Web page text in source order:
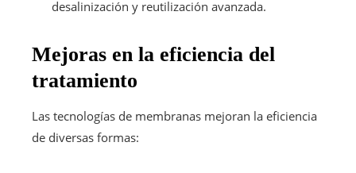
desalinización y reutilización avanzada.
Mejoras en la eficiencia del
tratamiento
Las tecnologías de membranas mejoran la eficiencia
de diversas formas: